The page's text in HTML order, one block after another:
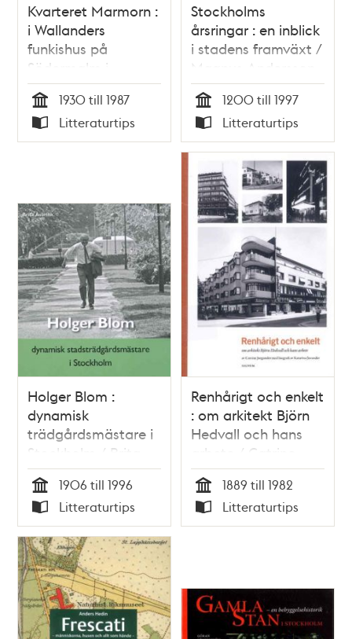
Kvarteret Marmorn :
i Wallanders
funkishus på
Södermalm i
Stockholm :
årsredovisningarna
berättar om åren
1930-1987 i HSB:s
Tid
1930 till 1987
Typ
Litteraturtips
Stockholms
årsringar : en inblick
i stadens framväxt /
Magnus Andersson
Tid
1200 till 1997
Typ
Litteraturtips
Holger Blom :
dynamisk
trädgårdsmästare i
Stockholm / Brita
Åsbrink
Tid
1906 till 1996
Typ
Litteraturtips
Renhårigt och enkelt
: om arkitekt Björn
Hedvall och hans
arbete / Catrine
Jurgander
(författare) och
Katarina Juvander
(biografi)
Tid
1889 till 1982
Typ
Litteraturtips